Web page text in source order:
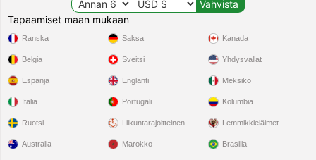
Tapaamiset maan mukaan
Ranska
Belgia
Espanja
Italia
Ruotsi
Saksa
Sveitsi
Englanti
Portugali
Liikuntarajoitteinen
Kanada
Yhdysvallat
Meksiko
Kolumbia
Lemmikkieläimet
Australia Marokko Brasilia